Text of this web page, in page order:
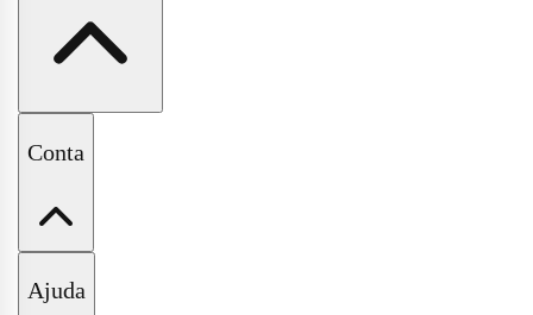
A Pituchinhus
Conta
Minha Conta
Ajuda